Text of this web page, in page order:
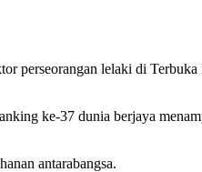
perseorangan lelaki di
ke-37 dunia berjaya
antarabangsa.